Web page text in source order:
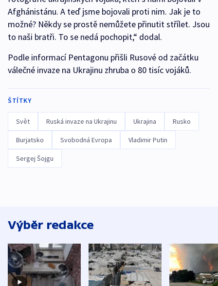
Afghánistánu. A teď jsme bojovali proti nim. Jak je to
možné? Někdy se prostě nemůžete přinutit střílet. Jsou
to naši bratři. To se nedá pochopit,“ dodal.
Podle informací Pentagonu přišli Rusové od začátku
válečné invaze na Ukrajinu zhruba o 80 tisíc vojáků.
ŠTÍTKY
Svět Ruská invaze na Ukrajinu Ukrajina Rusko
Burjatsko Svobodná Evropa Vladimir Putin
Sergej Šojgu
Výběr redakce